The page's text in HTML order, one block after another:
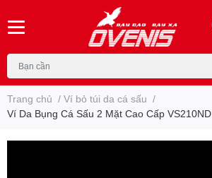
Trang chủ / Ví bỏ túi da cá sấu /
Ví Da Bụng Cá Sấu 2 Mặt Cao Cấp VS210ND